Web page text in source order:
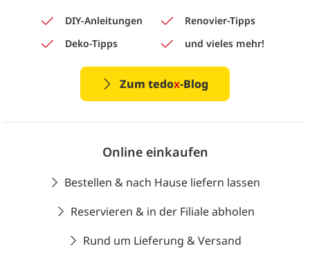
DIY-Anleitungen
Renovier-Tipps
Deko-Tipps
und vieles mehr!
Zum tedox-Blog
Online einkaufen
Bestellen & nach Hause liefern lassen
Reservieren & in der Filiale abholen
Rund um Lieferung & Versand